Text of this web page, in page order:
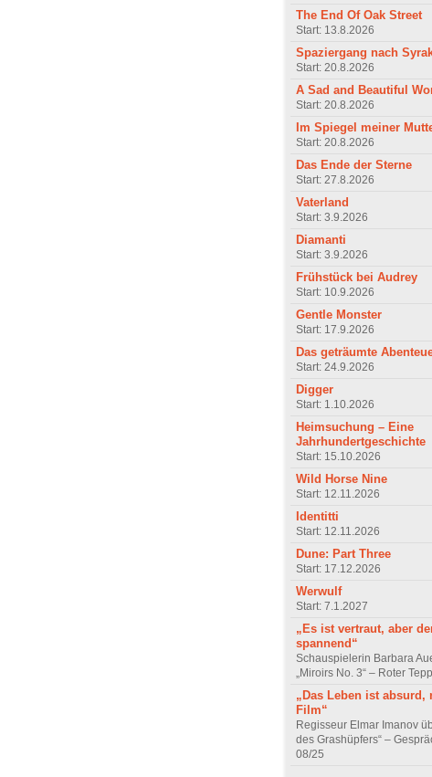
The End Of Oak Street
Start: 13.8.2026
Spaziergang nach
Start: 20.8.2026
A Sad and Beautiful
Start: 20.8.2026
Im Spiegel meiner
Start: 20.8.2026
Das Ende der Sterne
Start: 27.8.2026
Vaterland
Start: 3.9.2026
Diamanti
Start: 3.9.2026
Frühstück bei Audrey
Start: 10.9.2026
Gentle Monster
Start: 17.9.2026
Das geträumte
Start: 24.9.2026
Digger
Start: 1.10.2026
Heimsuchung – Eine
Jahrhundertgeschichte
Start: 15.10.2026
Wild Horse Nine
Start: 12.11.2026
Identitti
Start: 12.11.2026
Dune: Part Three
Start: 17.12.2026
Werwulf
Start: 7.1.2027
„Es ist vertraut, aber
spannend“
Schauspielerin Barbara
„Miroirs No. 3“ – Roter
„Das Leben ist absurd,
Film“
Regisseur Elmar Imanov
des Grashüpfers“ –
08/25